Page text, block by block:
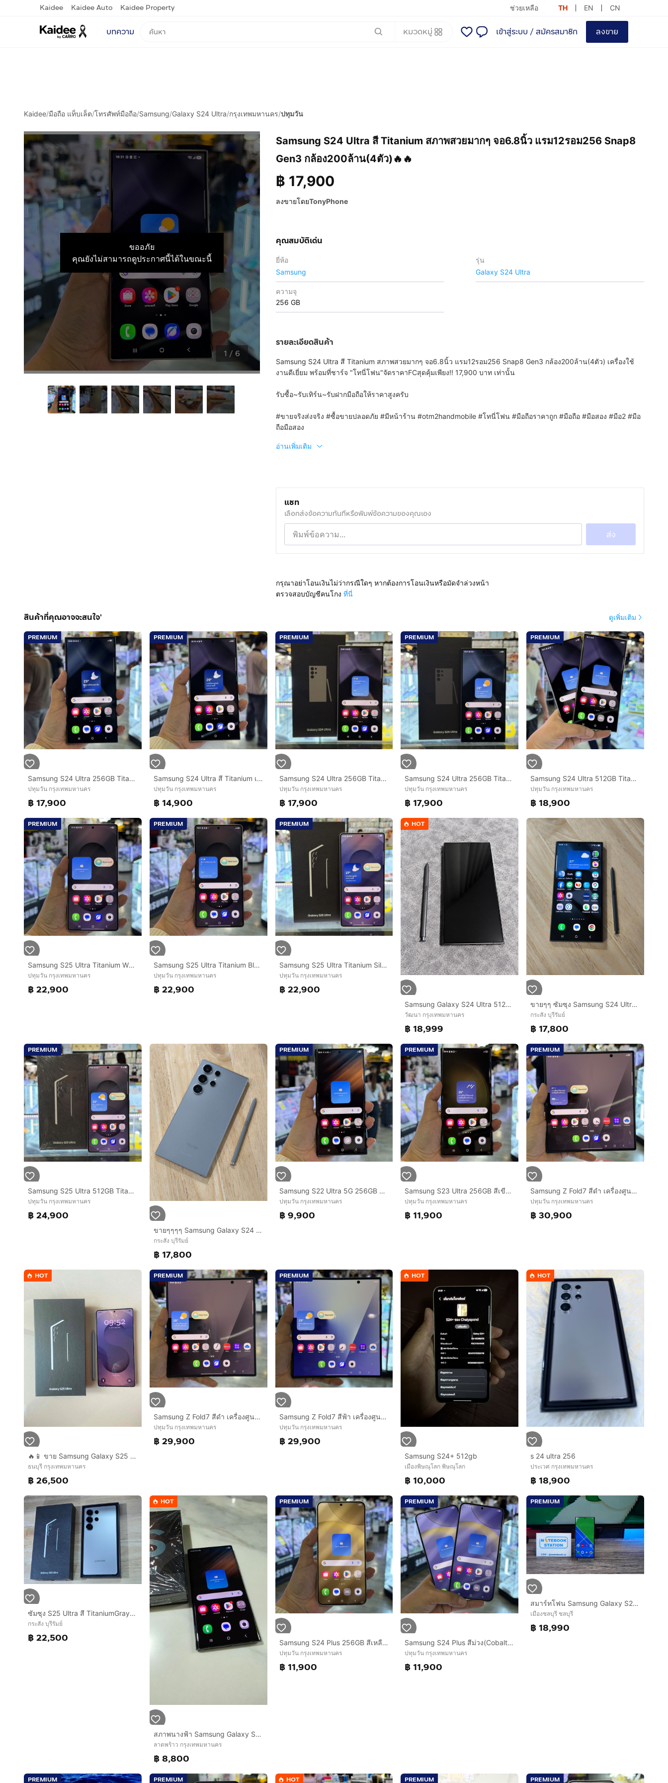
Kaidee Kaidee Auto Kaidee Property ช่วยเหลือ TH EN CN
บทความ หมวดหมู่ เข้าสู่ระบบ / สมัครสมาชิก ลงขาย
Kaidee/มือถือ แท็บเล็ต/โทรศัพท์มือถือ/Samsung/Galaxy S24 Ultra/กรุงเทพมหานคร/ปทุมวัน
ขออภัย
คุณยังไม่สามารถดูประกาศนี้ได้ในขณะนี้
1 / 6
Samsung S24 Ultra สี Titanium สภาพสวยมากๆ จอ6.8นิ้ว แรม12รอม256 Snap8
Gen3 กล้อง200ล้าน(4ตัว)🔥🔥
฿ 17,900
ลงขายโดยTonyPhone
คุณสมบัติเด่น
ยี่ห้อ
Samsung
รุ่น
Galaxy S24 Ultra
ความจุ
256 GB
รายละเอียดสินค้า
Samsung S24 Ultra สี Titanium สภาพสวยมากๆ จอ6.8นิ้ว แรม12รอม256 Snap8 Gen3 กล้อง200ล้าน(4ตัว) เครื่องใช้
งานดีเยี่ยม พร้อมที่ชาร์จ "โทนี่โฟน"จัดราคาFCสุดคุ้มเพียง!! 17,900 บาท เท่านั้น
รับซื้อ~รับเทิร์น~รับฝากมือถือให้ราคาสูงครับ
#ขายจริงส่งจริง #ซื้อขายปลอดภัย #มีหน้าร้าน #otm2handmobile #โทนี่โฟน #มือถือราคาถูก #มือถือ #มือสอง #มือ2 #มือ
ถือมือสอง
อ่านเพิ่มเติม
แชท
เลือกส่งข้อความทันทีหรือพิมพ์ข้อความของคุณเอง
ส่ง
กรุณาอย่าโอนเงินไม่ว่ากรณีใดๆ หากต้องการโอนเงินหรือมัดจำล่วงหน้า
ตรวจสอบบัญชีคนโกง ที่นี่
สินค้าที่คุณอาจจะสนใจ' ดูเพิ่มเติม
PREMIUM
Samsung S24 Ultra 256GB Titanium Black เครื่องศูนย์ สภาพสวยมากๆ จอ6.8นิ้ว แรม12รอม256 Snap8 Gen3 กล้อง200ล้าน(4ตัว)🥰🥰
ปทุมวัน กรุงเทพมหานคร
฿ 17,900
PREMIUM
Samsung S24 Ultra สี Titanium เครื่องศูนย์ สภาพสวยมาก หลังมีรอยลอก จอ6.8นิ้ว แรม12รอม256 Snap8 Gen3 กล้อง200ล้าน(4ตัว)🔥🔥
ปทุมวัน กรุงเทพมหานคร
฿ 14,900
PREMIUM
Samsung S24 Ultra 256GB Titanium เครื่องศูนย์ สภาพสวยมากๆ จอ6.8นิ้ว แรม12รอม256 Snap8 Gen3 กล้อง200ล้าน(4ตัว) ครบยกกล่อง❤️❤️
ปทุมวัน กรุงเทพมหานคร
฿ 17,900
PREMIUM
Samsung S24 Ultra 256GB Titanium Black เครื่องศูนย์ สภาพสวยมากๆ จอ6.8นิ้ว แรม12รอม256 Snap8 Gen3 กล้อง200ล้าน(4ตัว) ครบยกกล่อง❤️❤️
ปทุมวัน กรุงเทพมหานคร
฿ 17,900
PREMIUM
Samsung S24 Ultra 512GB Titanium เครื่องศูนย์ สภาพสวยมากๆ จอ6.8นิ้ว แรม12รอม512 Snap8 Gen3 กล้อง200ล้าน(4ตัว)
ปทุมวัน กรุงเทพมหานคร
฿ 18,900
PREMIUM
Samsung S25 Ultra Titanium Whitesilver เครื่องศูนย์ สภาพสวยมากๆ จอ6.9นิ้ว แรม12รอม256 Snap8 Elite กล้อง200ล้าน(4ตัว)🔥🔥
ปทุมวัน กรุงเทพมหานคร
฿ 22,900
PREMIUM
Samsung S25 Ultra Titanium Black เครื่องศูนย์ สภาพสวยมากๆ จอ6.9นิ้ว แรม12รอม256 Snap8 Elite กล้อง200ล้าน(4ตัว)🔥🔥
ปทุมวัน กรุงเทพมหานคร
฿ 22,900
PREMIUM
Samsung S25 Ultra Titanium Silverblue เครื่องศูนย์ สภาพสวยมากๆ จอ6.9นิ้ว แรม12รอม256 Snap8 Elite กล้อง200ล้าน(4ตัว) ครบยกกล่อง🥰🥰
ปทุมวัน กรุงเทพมหานคร
฿ 22,900
HOT
Samsung Galaxy S24 Ultra 512GB Titanium Blue สภาพสวย เครื่องศูนย์ไทย
วัฒนา กรุงเทพมหานคร
฿ 18,999
ขายๆๆ ซัมซุง Samsung S24 Ultra (สีดำ) Titanium Black เครื่องศูนย์
กระสัง บุรีรัมย์
฿ 17,800
PREMIUM
Samsung S25 Ultra 512GB Titanium Whitesilver เครื่องศูนย์ สภาพสวยมากๆ จอ6.9นิ้ว แรม12รอม512 Snap8 Elite กล้อง200ล้าน(4ตัว)ครบยกกล่อง🔥🔥
ปทุมวัน กรุงเทพมหานคร
฿ 24,900
ขายๆๆๆๆ Samsung Galaxy S24 Ultra สี ไทเทเนียม Titanium เครื่องศูนย์
กระสัง บุรีรัมย์
฿ 17,800
PREMIUM
Samsung S22 Ultra 5G 256GB สีเขียว เครื่องศูนย์ สภาพสวยมาก จอ6.8นิ้ว แรม12รอม256 Snap8 Gen1 กล้อง108ล้าน(4ตัว)🔥🔥
ปทุมวัน กรุงเทพมหานคร
฿ 9,900
PREMIUM
Samsung S23 Ultra 256GB สีเขียว เครื่องศูนย์ สภาพสวยมาก จอ6.8นิ้ว แรม8รอม256 Snap8 Gen2 กล้อง200ล้าน(4ตัว)🔥🔥
ปทุมวัน กรุงเทพมหานคร
฿ 11,900
PREMIUM
Samsung Z Fold7 สีดำ เครื่องศูนย์ สภาพสวยมาก จอ8.0นิ้ว แรม12รอม256 Snap8 Elite กล้อง200ล้าน(3ตัว) ประกันศูนย์มีCare+ยาวๆ🔥🔥
ปทุมวัน กรุงเทพมหานคร
฿ 30,900
HOT
🔥📱 ขาย Samsung Galaxy S25 Ultra 12GB 256GB เครื่องศูนย์ไทย สภาพใหม่
ธนบุรี กรุงเทพมหานคร
฿ 26,500
PREMIUM
Samsung Z Fold7 สีดำ เครื่องศูนย์ สภาพสวยมาก จอ8.0นิ้ว แรม12รอม256 Snap8 Elite กล้อง200ล้าน(3ตัว) ประกันศูนย์มีCare+ยาวๆ🔥🔥
ปทุมวัน กรุงเทพมหานคร
฿ 29,900
PREMIUM
Samsung Z Fold7 สีฟ้า เครื่องศูนย์ สภาพสวย จอ8.0นิ้ว แรม12รอม256 Snap8 Elite กล้อง200ล้าน(3ตัว) ประกันศูนย์มีCare+ยาวๆ🔥🔥
ปทุมวัน กรุงเทพมหานคร
฿ 29,900
HOT
Samsung S24+ 512gb
เมืองพิษณุโลก พิษณุโลก
฿ 10,000
HOT
s 24 ultra 256
ประเวศ กรุงเทพมหานคร
฿ 18,900
ซัมซุง S25 Ultra สี TitaniumGray เครื่องศูนย์ สภาพเหมือนใหม่ ใช้งานปกติทุกอย่าง สวย ใส ไร้รอยตก
กระสัง บุรีรัมย์
฿ 22,500
HOT
สภาพนางฟ้า Samsung Galaxy S22 Ultra 12GB256GB green เครื่องศูนย์ไทย อุปกรณ์ครบกล่อง
ลาดพร้าว กรุงเทพมหานคร
฿ 8,800
PREMIUM
Samsung S24 Plus 256GB สีเหลือง(Amber Yellow) เครื่องศูนย์ สภาพสวยมากๆ จอ6.7นิ้ว แรม12รอม256 กล้อง50ล้าน(3ตัว)🔥🔥
ปทุมวัน กรุงเทพมหานคร
฿ 11,900
PREMIUM
Samsung S24 Plus สีม่วง(Cobalt Violet) เครื่องศูนย์ สภาพสวยมากๆ จอ6.7นิ้ว แรม12รอม256 กล้อง50ล้าน(3ตัว)🔥🔥
ปทุมวัน กรุงเทพมหานคร
฿ 11,900
PREMIUM
สมาร์ทโฟน Samsung Galaxy S24 ULTRA (12+512GB) BLACK 5G ขายเพียง 18,990.- เท่านั้น
เมืองชลบุรี ชลบุรี
฿ 18,990
PREMIUM PREMIUM HOT PREMIUM PREMIUM